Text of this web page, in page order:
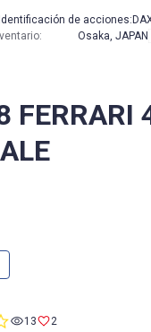
FERRARI
Identificación de acciones:
: Osaka, JAPAN
0.013 2